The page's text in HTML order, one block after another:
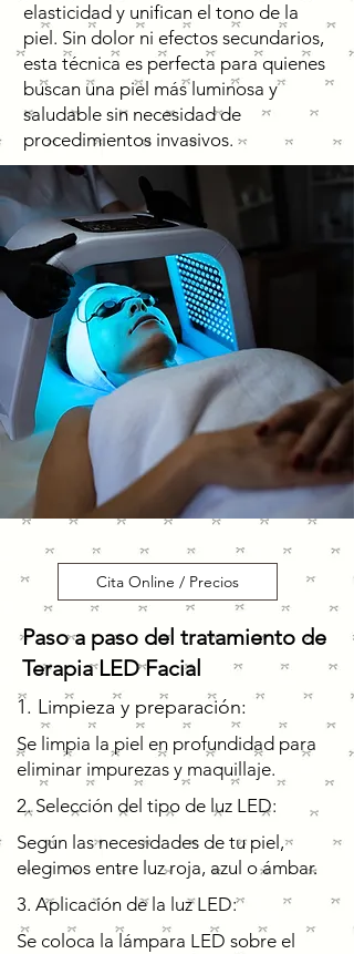
elasticidad y unifican el tono de la
piel. Sin dolor ni efectos secundarios,
esta técnica es perfecta para quienes
buscan una piel más luminosa y
saludable sin necesidad de
procedimientos invasivos.
Cita Online / Precios
Paso a paso del tratamiento de
Terapia LED Facial
1. Limpieza y preparación:
Se limpia la piel en profundidad para
eliminar impurezas y maquillaje.
2. Selección del tipo de luz LED:
Según las necesidades de tu piel,
elegimos entre luz roja, azul o ámbar.
3. Aplicación de la luz LED:
Se coloca la lámpara LED sobre el